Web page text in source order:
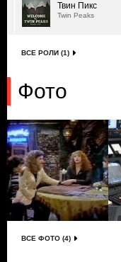
Твин Пикс
Twin Peaks
ВСЕ РОЛИ (1)
Фото
ВСЕ ФОТО (4)